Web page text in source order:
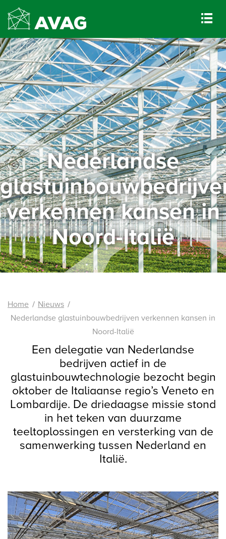
Nederlandse
verkennen kansen in
Noord-Italië
Home
Nieuws
Nederlandse glastuinbouwbedrijven verkennen kansen in
Noord-Italië
Een delegatie van Nederlandse
bedrijven actief in de
glastuinbouwtechnologie bezocht begin
oktober de Italiaanse regio’s Veneto en
Lombardije. De driedaagse missie stond
in het teken van duurzame
teeltoplossingen en versterking van de
samenwerking tussen Nederland en
Italië.